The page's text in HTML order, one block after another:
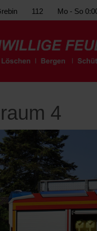
112 Mo - So
4